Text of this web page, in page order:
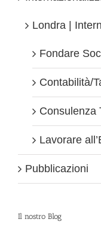
Londra |
Fondare
Contabilità/
Consulenza
Lavorare
Pubblicazioni
Il nostro Blog